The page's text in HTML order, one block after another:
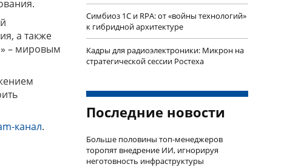
а также
– мировым
канал.
Симбиоз 1С и RPA: от «войны технологий»
к гибридной архитектуре
Кадры для радиоэлектроники: Микрон на
стратегической сессии Ростеха
Последние новости
Больше половины топ-менеджеров
торопят внедрение ИИ, игнорируя
неготовность инфраструктуры